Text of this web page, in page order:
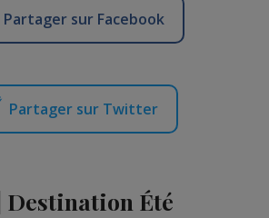
Partager sur Facebook
Partager sur Twitter
Destination Été